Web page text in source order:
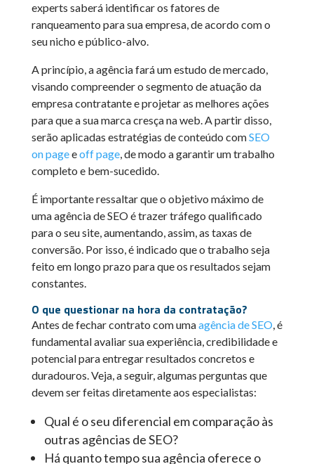
experts saberá identificar os fatores de
ranqueamento para sua empresa, de acordo com o
seu nicho e público-alvo.
A princípio, a agência fará um estudo de mercado,
visando compreender o segmento de atuação da
empresa contratante e projetar as melhores ações
para que a sua marca cresça na web. A partir disso,
serão aplicadas estratégias de conteúdo comSEO
on pageeoff page, de modo a garantir um trabalho
completo e bem-sucedido.
É importante ressaltar que o objetivo máximo de
uma agência de SEO é trazer tráfego qualificado
para o seu site, aumentando, assim, as taxas de
conversão. Por isso, é indicado que o trabalho seja
feito em longo prazo para que os resultados sejam
constantes.
O que questionar na hora da contratação?
Antes de fechar contrato com umaagência de SEO, é
fundamental avaliar sua experiência, credibilidade e
potencial para entregar resultados concretos e
duradouros. Veja, a seguir, algumas perguntas que
devem ser feitas diretamente aos especialistas:
Qual é o seu diferencial em comparação às
outras agências de SEO?
Há quanto tempo sua agência oferece o